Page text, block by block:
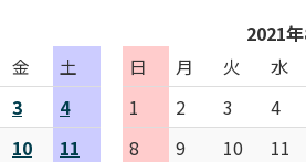
金
土
3
4
10
11
2021
日
月 火 水
1
2 3 4
8
9 10 11